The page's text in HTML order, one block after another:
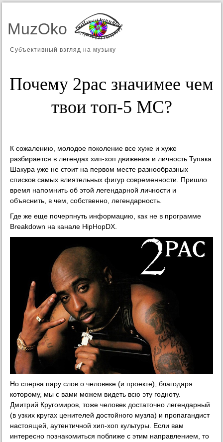
MuzOko
Субъективный взгляд на музыку
Почему 2pac значимее чем
твои топ-5 MC?
К сожалению, молодое поколение все хуже и хуже
разбирается в легендах хип-хоп движения и личность Тупака
Шакура уже не стоит на первом месте разнообразных
списков самых влиятельных фигур современности. Пришло
время напомнить об этой легендарной личности и
объяснить, в чем, собственно, легендарность.
Где же еще почерпнуть информацию, как не в программе
Breakdown на канале HipHopDX.
Но сперва пару слов о человеке (и проекте), благодаря
которому, мы с вами можем видеть всю эту годноту.
Дмитрий Кругомиров, тоже человек достаточно легендарный
(в узких кругах ценителей достойного музла) и пропагандист
настоящей, аутентичной хип-хоп культуры. Если вам
интересно познакомиться поближе с этим направлением, то